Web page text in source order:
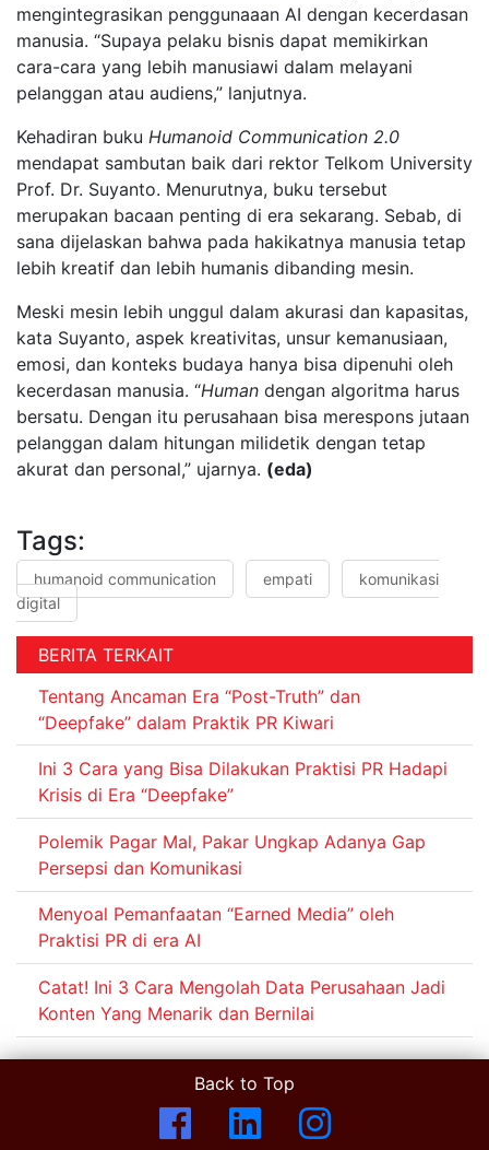
mengintegrasikan penggunaaan AI dengan kecerdasan
manusia. “Supaya pelaku bisnis dapat memikirkan
cara-cara yang lebih manusiawi dalam melayani
pelanggan atau audiens,” lanjutnya.
Kehadiran buku Humanoid Communication 2.0
mendapat sambutan baik dari rektor Telkom University
Prof. Dr. Suyanto. Menurutnya, buku tersebut
merupakan bacaan penting di era sekarang. Sebab, di
sana dijelaskan bahwa pada hakikatnya manusia tetap
lebih kreatif dan lebih humanis dibanding mesin.
Meski mesin lebih unggul dalam akurasi dan kapasitas,
kata Suyanto, aspek kreativitas, unsur kemanusiaan,
emosi, dan konteks budaya hanya bisa dipenuhi oleh
kecerdasan manusia. “Human dengan algoritma harus
bersatu. Dengan itu perusahaan bisa merespons jutaan
pelanggan dalam hitungan milidetik dengan tetap
akurat dan personal,” ujarnya. (eda)
Tags:
humanoid communication empati
komunikasi
digital
BERITA TERKAIT
Tentang Ancaman Era “Post-Truth” dan
“Deepfake” dalam Praktik PR Kiwari
Ini 3 Cara yang Bisa Dilakukan Praktisi PR Hadapi
Krisis di Era “Deepfake”
Polemik Pagar Mal, Pakar Ungkap Adanya Gap
Persepsi dan Komunikasi
Menyoal Pemanfaatan “Earned Media” oleh
Praktisi PR di era AI
Catat! Ini 3 Cara Mengolah Data Perusahaan Jadi
Konten Yang Menarik dan Bernilai
Back to Top